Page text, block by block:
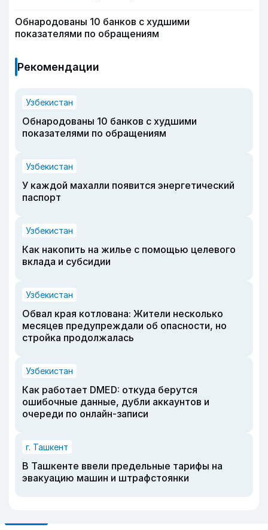
Обнародованы 10 банков с худшими
показателями по обращениям
Рекомендации
Узбекистан
Обнародованы 10 банков с худшими
показателями по обращениям
Узбекистан
У каждой махалли появится энергетический
паспорт
Узбекистан
Как накопить на жилье с помощью целевого
вклада и субсидии
Узбекистан
Обвал края котлована: Жители несколько
месяцев предупреждали об опасности, но
стройка продолжалась
Узбекистан
Как работает DMED: откуда берутся
ошибочные данные, дубли аккаунтов и
очереди по онлайн-записи
г. Ташкент
В Ташкенте ввели предельные тарифы на
эвакуацию машин и штрафстоянки